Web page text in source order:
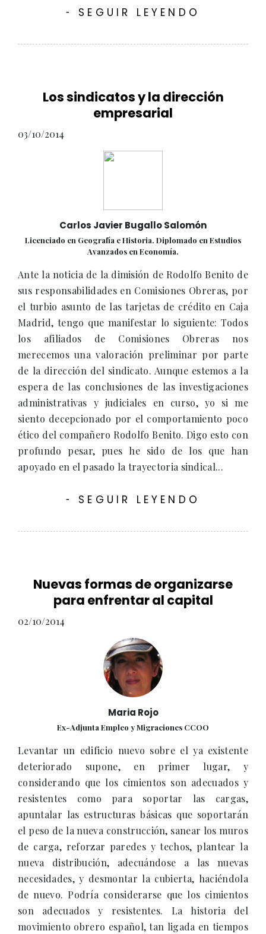
- SEGUIR LEYENDO
Los sindicatos y la dirección
empresarial
03/10/2014
Carlos Javier Bugallo Salomón
Licenciado en Geografía e Historia. Diplomado en Estudios
Avanzados en Economía.
Ante la noticia de la dimisión de Rodolfo Benito de
sus responsabilidades en Comisiones Obreras, por
el turbio asunto de las tarjetas de crédito en Caja
Madrid, tengo que manifestar lo siguiente: Todos
los afiliados de Comisiones Obreras nos
merecemos una valoración preliminar por parte
de la dirección del sindicato. Aunque estemos a la
espera de las conclusiones de las investigaciones
administrativas y judiciales en curso, yo si me
siento decepcionado por el comportamiento poco
ético del compañero Rodolfo Benito. Digo esto con
profundo pesar, pues he sido de los que han
apoyado en el pasado la trayectoria sindical...
- SEGUIR LEYENDO
Nuevas formas de organizarse
para enfrentar al capital
02/10/2014
Maria Rojo
Ex-Adjunta Empleo y Migraciones CCOO
Levantar un edificio nuevo sobre el ya existente
deteriorado supone, en primer lugar, y
considerando que los cimientos son adecuados y
resistentes como para soportar las cargas,
apuntalar las estructuras básicas que soportarán
el peso de la nueva construcción, sanear los muros
de carga, reforzar paredes y techos, plantear la
nueva distribución, adecuándose a las nuevas
necesidades, y desmontar la cubierta, haciéndola
de nuevo. Podría considerarse que los cimientos
son adecuados y resistentes. La historia del
movimiento obrero español, tan ligada en tiempos